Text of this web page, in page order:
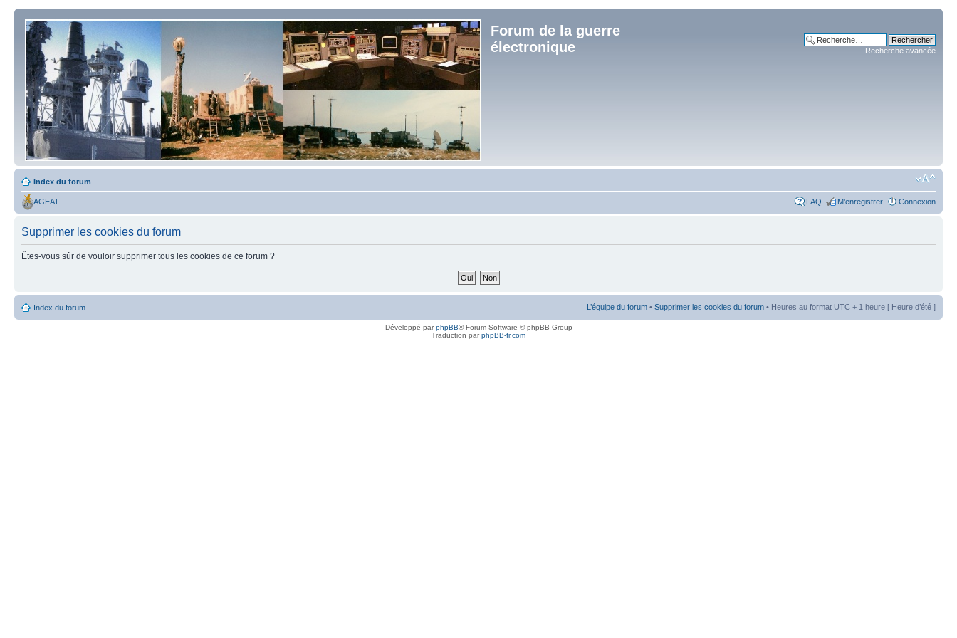
Forum de la guerre
électronique
Recherche avancée
Index du forum
AGEAT FAQ M’enregistrer Connexion
Supprimer les cookies du forum
Êtes-vous sûr de vouloir supprimer tous les cookies de ce forum ?
Index du forum L’équipe du forum • Supprimer les cookies du forum • Heures au format UTC + 1 heure [ Heure d’été ]
Développé parphpBB® Forum Software © phpBB Group
Traduction parphpBB-fr.com